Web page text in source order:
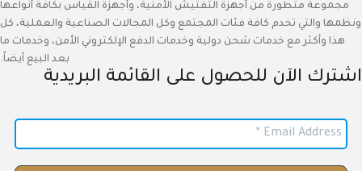
مجموعة متطورة من أجهزة التفتيش الأمنية، وأجهزة القياس بكافة أنواعها
ونظمها والتي تخدم كافة فئات المجتمع وكل المجالات الصناعية والعملية، كل
هذا وأكثر مع خدمات شحن دولية وخدمات الدفع الإلكتروني الأمن، وخدمات ما
بعد البيع أيضاً.
اشترك الآن للحصول على القائمة البريدية